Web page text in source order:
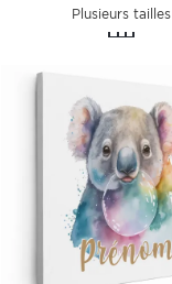
Plusieurs tailles